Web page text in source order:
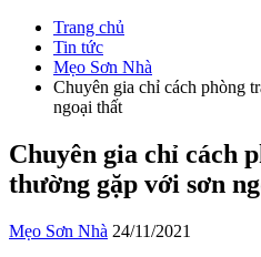
Trang chủ
Tin tức
Mẹo Sơn Nhà
Chuyên gia chỉ cách phòng
ngoại thất
Chuyên gia chỉ cách
thường gặp với sơn
Mẹo Sơn Nhà 24/11/2021